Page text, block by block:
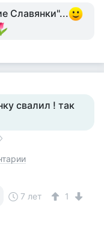
Славянки"...
свалил ! так
7 лет 1